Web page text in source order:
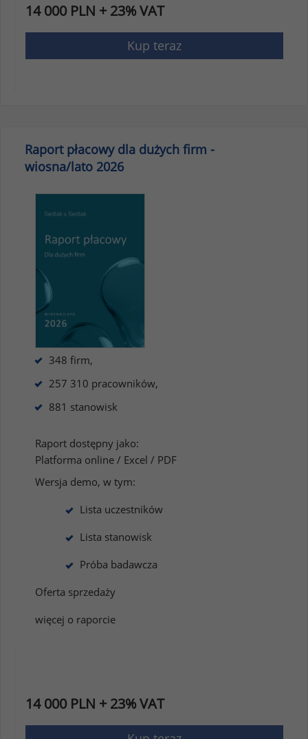
14 000 PLN + 23% VAT
Kup teraz
Raport płacowy dla dużych firm -
wiosna/lato 2026
348 firm,
257 310 pracowników,
881 stanowisk
Raport dostępny jako:
Platforma online / Excel / PDF
Wersja demo, w tym:
Lista uczestników
Lista stanowisk
Próba badawcza
Oferta sprzedaży
więcej o raporcie
14 000 PLN + 23% VAT